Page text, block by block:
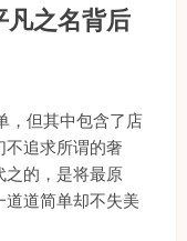
凡之名背后
，但其中包含了店
追求所谓的奢
的，是将最原
道简单却不失美